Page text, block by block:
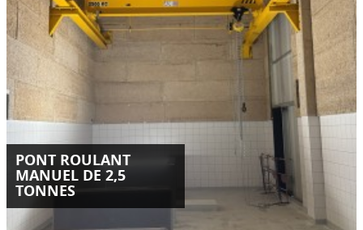
PONT ROULANT
MANUEL DE 2,5
TONNES
Quand le manuel reste la meilleure solution
LIRE LA SUITE